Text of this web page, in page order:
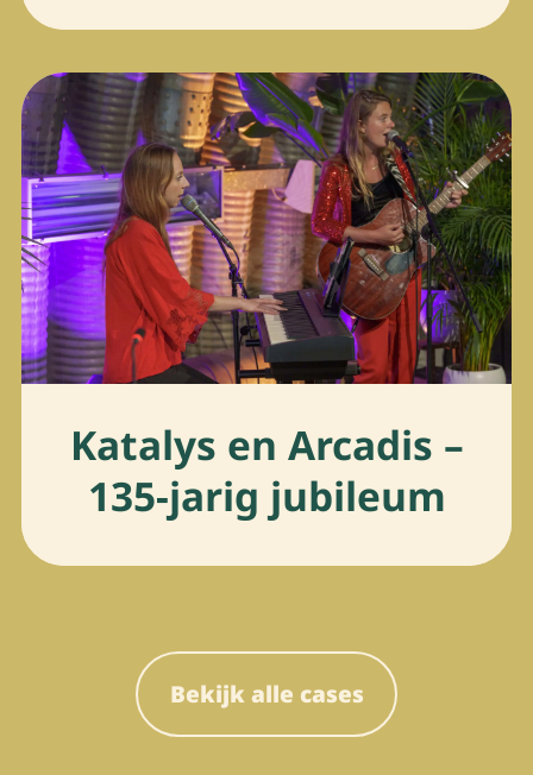
Katalys en Arcadis –
135-jarig jubileum
Bekijk alle cases